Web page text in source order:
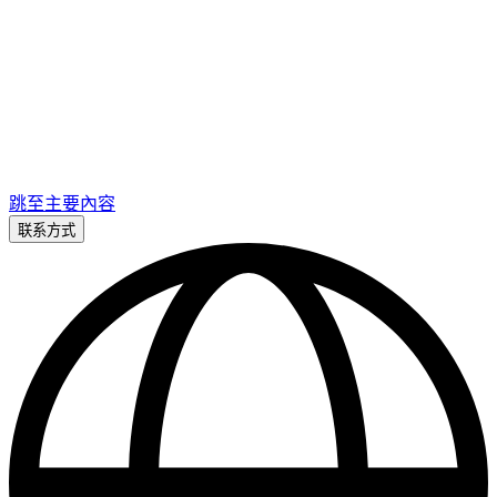
跳至主要內容
联系方式